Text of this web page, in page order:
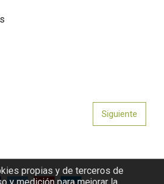
Siguiente
propias y de terceros de